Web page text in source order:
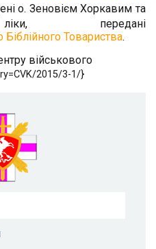
о. Зеновієм Хоркавим та
ліки, передані
Біблійного Товариства.
військового
2015/3-1/}